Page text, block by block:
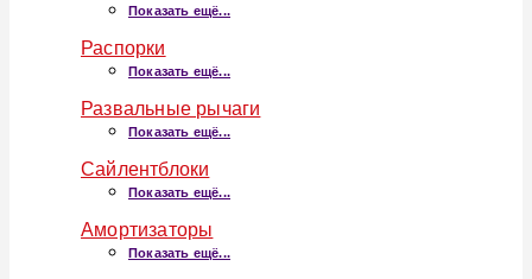
Показать ещё...
Распорки
Показать ещё...
Развальные рычаги
Показать ещё...
Сайлентблоки
Показать ещё...
Амортизаторы
Показать ещё...